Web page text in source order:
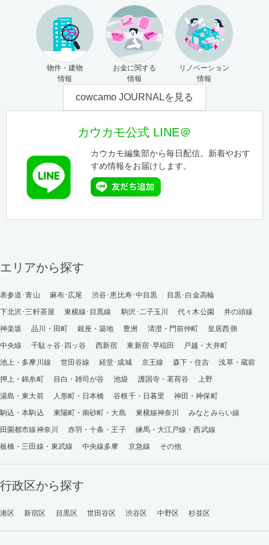
物件・建物
情報
お金に関する
情報
リノベーション
情報
cowcamo JOURNALを見る
カウカモ公式 LINE＠
カウカモ編集部から毎日配信。新着やおす
すめ情報をお届けします。
エリアから探す
表参道･青山 麻布･広尾 渋谷･恵比寿･中目黒
目黒･白金高輪
下北沢･三軒茶屋
東横線･目黒線 駒沢･二子玉川 代々木公園
井の頭線
神楽坂
品川・田町 銀座・築地 豊洲 清澄・門前仲町
皇居西側
中央線
千駄ヶ谷･四ッ谷 西新宿 東新宿･早稲田
戸越・大井町
池上・多摩川線
世田谷線 経堂･成城 京王線 森下・住吉
浅草・蔵前
押上・錦糸町
目白・雑司が谷 池袋 護国寺・茗荷谷
上野
湯島・東大前
人形町・日本橋 谷根千・日暮里
神田・神保町
駒込・本駒込
東陽町・南砂町・大島 東横線神奈川
みなとみらい線
田園都市線神奈川
赤羽・十条・王子
練馬・大江戸線・西武線
板橋・三田線・東武線
中央線多摩 京急線 その他
行政区から探す
港区 新宿区 目黒区 世田谷区 渋谷区 中野区 杉並区